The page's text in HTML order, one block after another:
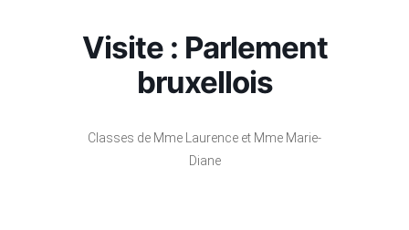
Visite : Parlement
bruxellois
Classes de Mme Laurence et Mme Marie-
Diane